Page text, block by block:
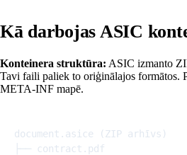
Kā darbojas ASIC
Konteinera struktūra: ASIC izmanto
Tavi faili paliek to oriģinālajos formātos.
META-INF mapē.
document.asice (ZIP arhīvs)
├── contract.pdf